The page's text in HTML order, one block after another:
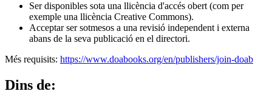
Ser disponibles sota una llicència d'accés obert (com per
exemple una llicència Creative Commons).
Acceptar ser sotmesos a una revisió independent i externa
abans de la seva publicació en el directori.
Més requisits: https://www.doabooks.org/en/publishers/join-doab
Dins de: